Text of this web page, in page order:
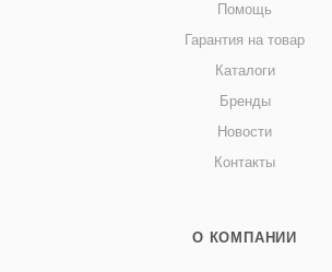
Помощь
Гарантия на товар
Каталоги
Бренды
Новости
Контакты
О КОМПАНИИ